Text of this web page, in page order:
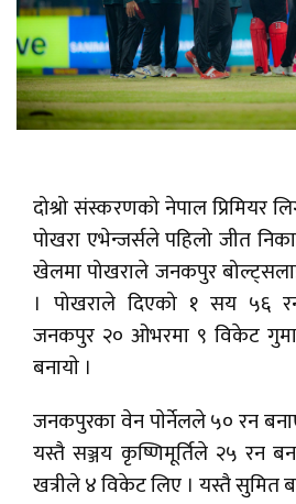
दोश्रो संस्करणको नेपाल प्रिमियर
पोखरा एभेन्जर्सले पहिलो जीत
खेलमा पोखराले जनकपुर
। पोखराले दिएको १ सय ५६
जनकपुर २० ओभरमा ९ विकेट
बनायाे ।
जनकपुरका वेन पाेर्नेलले ५० रन
यस्तै सञ्जय कृष्णिमूर्तिले २५ रन
खत्रीले ४ विकेट लिए । यस्तै सुमित